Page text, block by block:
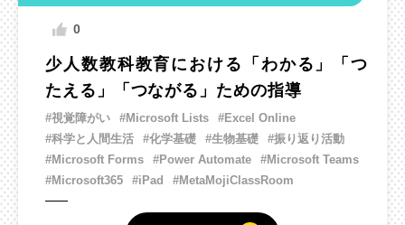
0
少人数教科教育における「わかる」「つ
たえる」「つながる」ための指導
#視覚障がい #Microsoft Lists
#Excel Online
#科学と人間生活
#化学基礎 #生物基礎
#振り返り活動
#Microsoft Forms
#Power Automate
#Microsoft Teams
#Microsoft365
#iPad #MetaMojiClassRoom